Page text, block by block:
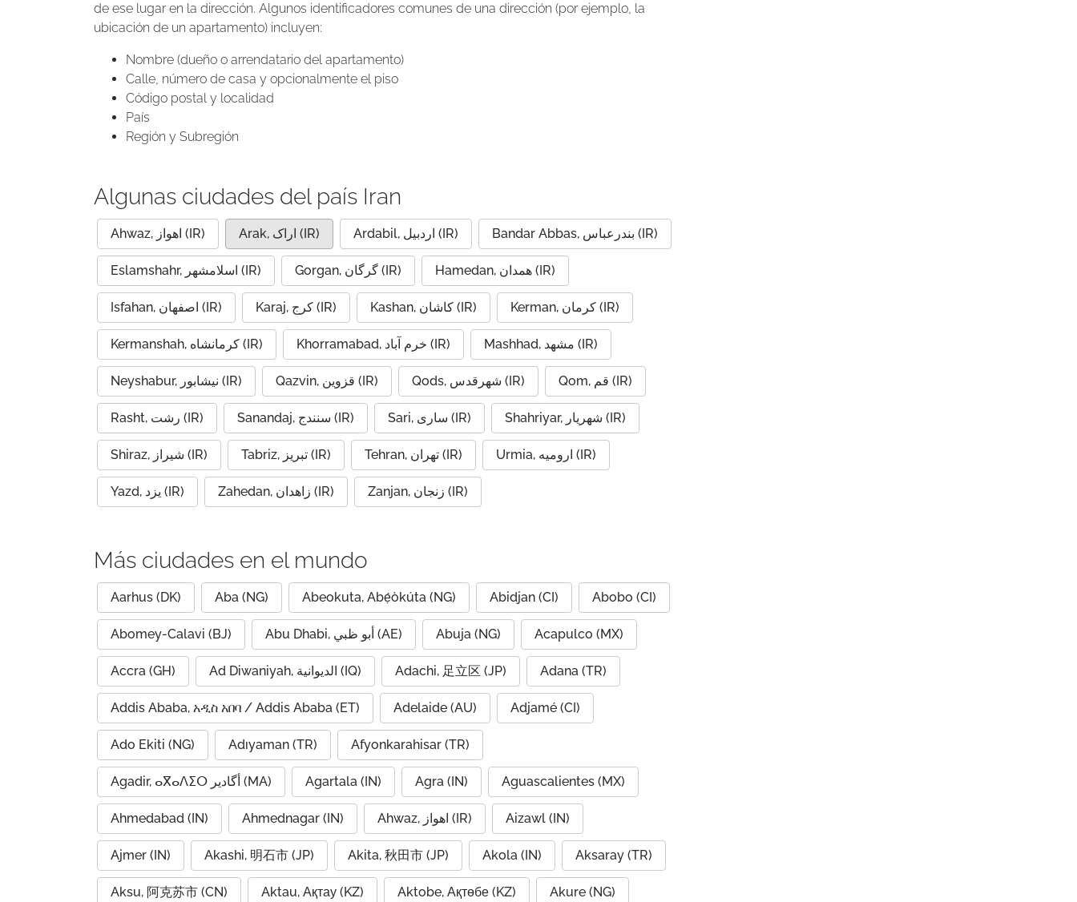
de ese lugar en la dirección. Algunos identificadores comunes de una dirección (por ejemplo, la
ubicación de un apartamento) incluyen:
Nombre (dueño o arrendatario del apartamento)
Calle, número de casa y opcionalmente el piso
Código postal y localidad
País
Región y Subregión
Algunas ciudades del país Iran
Ahwaz, اهواز (IR) Arak, اراک (IR) Ardabil, اردبیل (IR) Bandar Abbas, بندرعباس (IR)
Eslamshahr, اسلامشهر (IR) Gorgan, گرگان (IR) Hamedan, همدان (IR)
Isfahan, اصفهان (IR) Karaj, کرج (IR) Kashan, کاشان (IR) Kerman, کرمان (IR)
Kermanshah, کرمانشاه (IR) Khorramabad, خرم آباد (IR) Mashhad, مشهد (IR)
Neyshabur, نیشابور (IR) Qazvin, قزوین (IR) Qods, شهرقدس (IR) Qom, قم (IR)
Rasht, رشت (IR) Sanandaj, سنندج (IR) Sari, ساری (IR) Shahriyar, شهریار (IR)
Shiraz, شیراز (IR) Tabriz, تبریز (IR) Tehran, تهران (IR) Urmia, ارومیه (IR)
Yazd, یزد (IR) Zahedan, زاهدان (IR) Zanjan, زنجان (IR)
Más ciudades en el mundo
Aarhus (DK) Aba (NG) Abeokuta, Abẹ́òkúta (NG) Abidjan (CI) Abobo (CI)
Abomey-Calavi (BJ) Abu Dhabi, أبو ظبي (AE) Abuja (NG) Acapulco (MX)
Accra (GH) Ad Diwaniyah, الديوانية (IQ) Adachi, 足立区 (JP) Adana (TR)
Addis Ababa, አዲስ አበባ / Addis Ababa (ET) Adelaide (AU) Adjamé (CI)
Ado Ekiti (NG) Adıyaman (TR) Afyonkarahisar (TR)
Agadir, ⴰⴳⴰⴷⵉⵔ أگادیر (MA) Agartala (IN) Agra (IN) Aguascalientes (MX)
Ahmedabad (IN) Ahmednagar (IN) Ahwaz, اهواز (IR) Aizawl (IN)
Ajmer (IN) Akashi, 明石市 (JP) Akita, 秋田市 (JP) Akola (IN) Aksaray (TR)
Aksu, 阿克苏市 (CN) Aktau, Ақтау (KZ) Aktobe, Ақтөбе (KZ) Akure (NG)